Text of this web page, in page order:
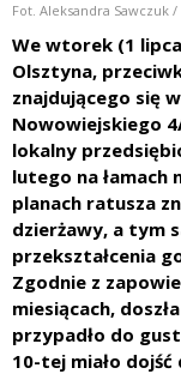
Fot. Aleksandra Sawczuk
We wtorek (1
Olsztyna,
znajdującego się
Nowowiejskiego
lokalny
lutego na
planach ratusza
dzierżawy, a tym
przekształcenia
Zgodnie z
miesiącach,
przypadło do
10-tej miało